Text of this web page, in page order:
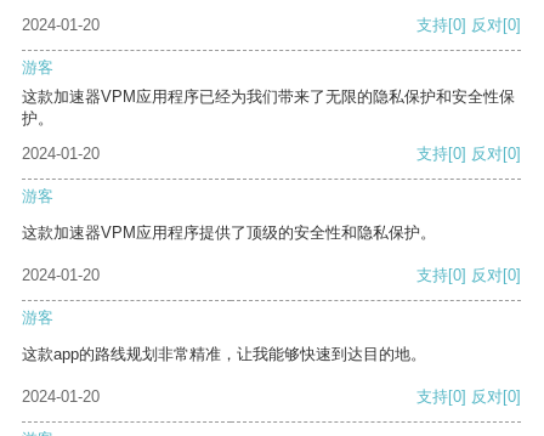
2024-01-20 支持[0] 反对[0]
游客
这款加速器VPM应用程序已经为我们带来了无限的隐私保护和安全性保
护。
2024-01-20
支持[0] 反对[0]
游客
这款加速器VPM应用程序提供了顶级的安全性和隐私保护。
2024-01-20 支持[0] 反对[0]
游客
这款app的路线规划非常精准，让我能够快速到达目的地。
2024-01-20 支持[0] 反对[0]